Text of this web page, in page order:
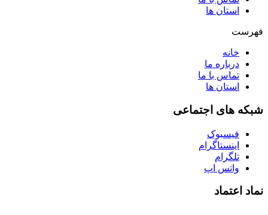
استان ها
فهرست
خانه
درباره ما
تماس با ما
استان ها
شبکه های اجتماعی
فیسبوک
اینستاگرام
تلگرام
واتس اپ
نماد اعتماد